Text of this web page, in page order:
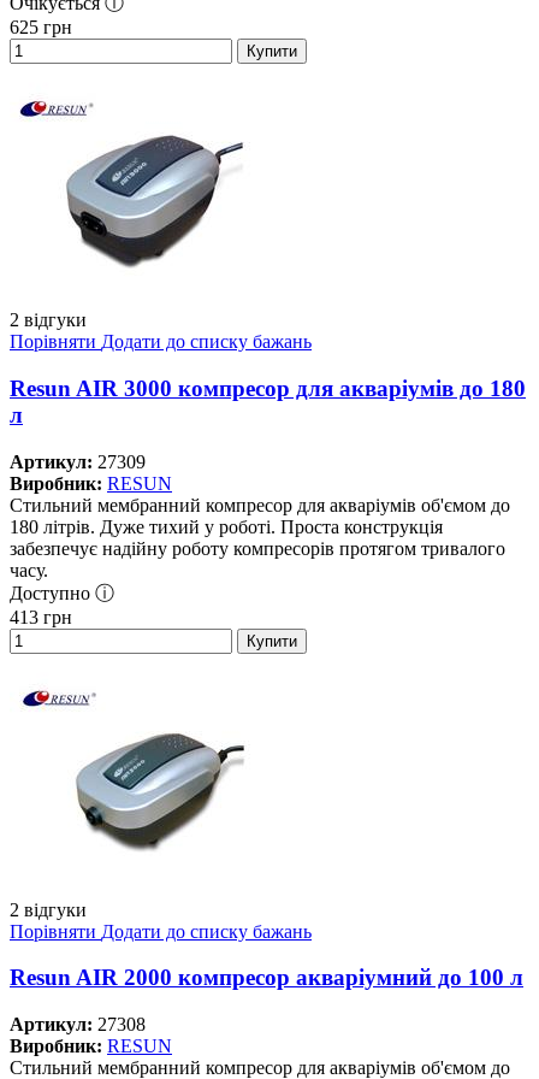
625 грн
Купити
2 відгуки
Порівняти Додати до списку бажань
Resun AIR 3000 компресор для акваріумів до 180
л
Артикул: 27309
Виробник: RESUN
Стильний мембранний компресор для акваріумів об'ємом до
180 літрів. Дуже тихий у роботі. Проста конструкція
забезпечує надійну роботу компресорів протягом тривалого
часу.
Доступно ⓘ
413 грн
Купити
2 відгуки
Порівняти Додати до списку бажань
Resun AIR 2000 компресор акваріумний до 100 л
Артикул: 27308
Виробник: RESUN
Стильний мембранний компресор для акваріумів об'ємом до